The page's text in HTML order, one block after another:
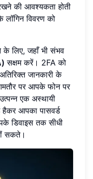
की आवश्यकता होती
विवरण को
के लिए, जहाँ भी संभव
सक्षम करें। 2FA को
जानकारी के
पर आपके फोन पर
एक अस्थायी
आपका पासवर्ड
डिवाइस तक सीधी
सकते।